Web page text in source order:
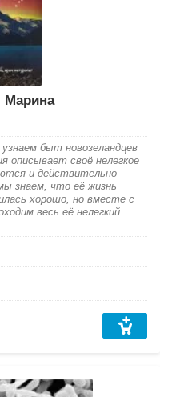
Марина
быт новозеландцев
описывает своё нелегкое
и действительно
знаем, что её жизнь
хорошо, но вместе с
весь её нелегкий